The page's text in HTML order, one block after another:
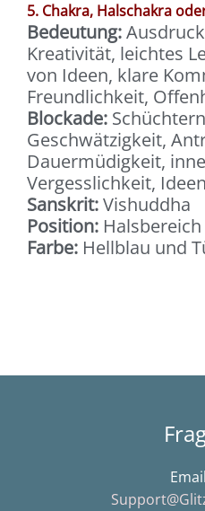
5. Chakra, Halschakra
Bedeutung:
Kreativität, leichtes
von Ideen, klare
Freundlichkeit,
Blockade:
Geschwätzigkeit,
Dauermüdigkeit,
Vergesslichkeit,
Sanskrit:Vishuddha
Position: Halsbereich
Farbe: Hellblau und